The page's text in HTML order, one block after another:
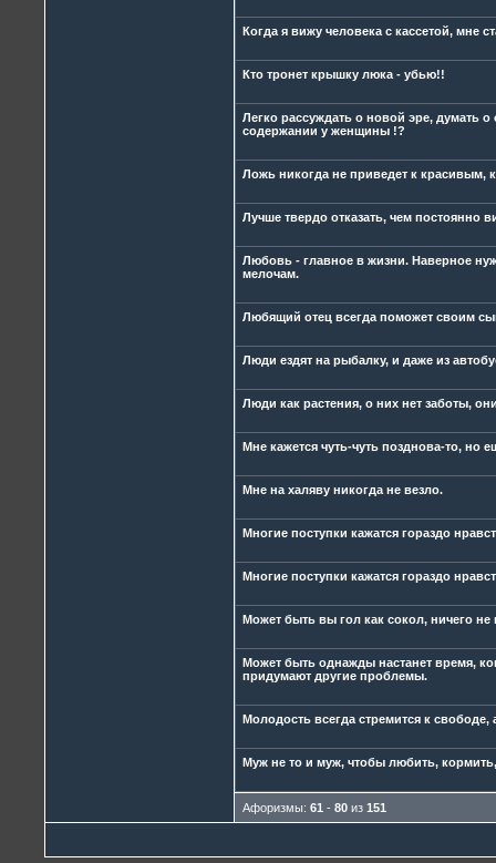
Когда я вижу человека с кассетой, мне
Кто тронет крышку люка - убью!!
Легко рассуждать о новой эре, думать
содержании у женщины !?
Ложь никогда не приведет к
Лучше твердо отказать, чем постоянно
Любовь - главное в жизни. Наверное
мелочам.
Любящий отец всегда поможет своим
Люди ездят на рыбалку, и даже из
Люди как растения, о них нет заботы,
Мне кажется чуть-чуть позднова-то, но
Мне на халяву никогда не везло.
Многие поступки кажатся гораздо
Многие поступки кажатся гораздо
Может быть вы гол как сокол, ничего не
Может быть однажды настанет время,
придумают другие проблемы.
Молодость всегда стремится к
Муж не то и муж, чтобы любить,
Афоризмы: 61 - 80 из 151